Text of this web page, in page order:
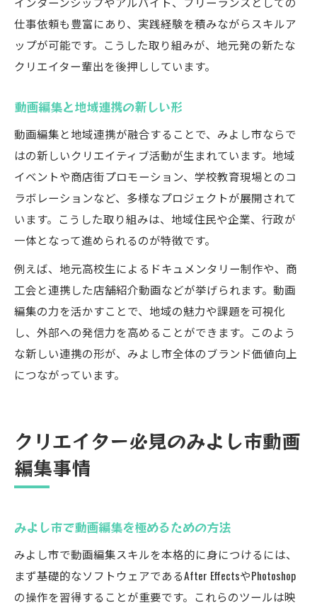
仕事依頼も豊富にあり、実践経験を積みながらスキルア
ップが可能です。こうした取り組みが、地元発の新たな
クリエイター輩出を後押ししています。
動画編集と地域連携の新しい形
動画編集と地域連携が融合することで、みよし市ならで
はの新しいクリエイティブ活動が生まれています。地域
イベントや商店街プロモーション、学校教育現場とのコ
ラボレーションなど、多様なプロジェクトが展開されて
います。こうした取り組みは、地域住民や企業、行政が
一体となって進められるのが特徴です。
例えば、地元高校生によるドキュメンタリー制作や、商
工会と連携した店舗紹介動画などが挙げられます。動画
編集の力を活かすことで、地域の魅力や課題を可視化
し、外部への発信力を高めることができます。このよう
な新しい連携の形が、みよし市全体のブランド価値向上
につながっています。
クリエイター必見のみよし市動画
編集事情
みよし市で動画編集を極めるための方法
みよし市で動画編集スキルを本格的に身につけるには、
まず基礎的なソフトウェアであるAfter EffectsやPhotoshop
の操作を習得することが重要です。これらのツールは映